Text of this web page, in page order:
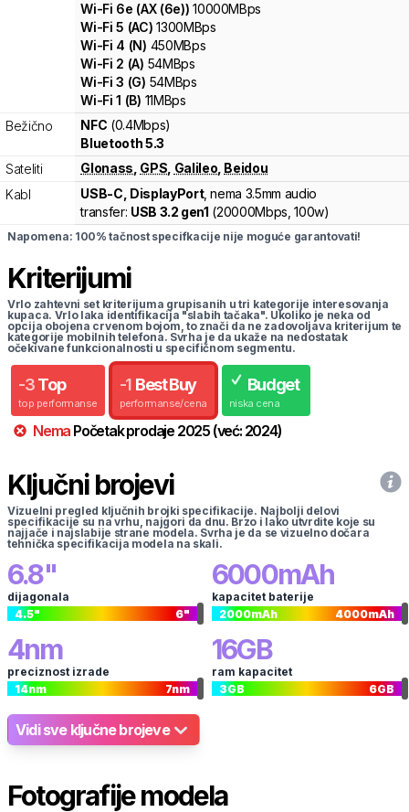
Wi-Fi 6e (AX (6e)) 10000MBps
Wi-Fi5 (AC) 1300MBps
Wi-Fi 4 (N) 450MBps
Wi-Fi 2 (A) 54MBps
Wi-Fi3 (G) 54MBps
Wi-Fi1 (B) 11MBps
Bežično
NFC (0.4Mbps)
Bluetooth 5.3
Sateliti
Glonass GPS Galileo Beidou
Kabl
USB-C, DisplayPort, nema 3.5mm audio
transfer: USB 3.2 gen1 (20000Mbps,100w)
Napomena: 100% tačnost specifkacije nije moguće garantovati!
Kriterijumi
Vrlo zahtevni set kriterijuma grupisanih u tri kategorije interesovanja
kupaca. Vrlo laka identifikacija "slabih tačaka". Ukoliko je neka od
opcija obojena crvenom bojom, to znači da ne zadovoljava kriterijum te
kategorije mobilnih telefona. Svrha je da ukaže na nedostatak
očekivane funkcionalnosti u specifičnom segmentu.
-3 Top
top performanse
-1 Best Buy
performanse/cena
Budget
niska cena
Nema Početak prodaje 2025 (već: 2024)
Ključni brojevi
Vizuelni pregled ključnih brojki specifikacije. Najbolji delovi
specifikacije su na vrhu, najgori da dnu. Brzo i lako utvrdite koje su
najjače i najslabije strane modela. Svrha je da se vizuelno dočara
tehnička specifikacija modela na skali.
6.8"
dijagonala
4.5" 6"
6000mAh
kapacitet baterije
2000mAh 4000mAh
4nm
preciznost izrade
14nm 7nm
16GB
ram kapacitet
3GB 6GB
Vidi sve ključne brojeve
Fotografije modela